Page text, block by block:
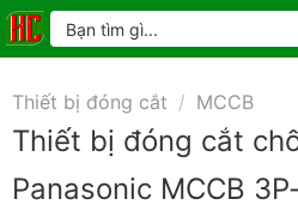
Skip
to
Tìm
kiếm:
Thiết bị đóng cắt / MCCB
Thiết bị đóng cắt
Panasonic MCCB